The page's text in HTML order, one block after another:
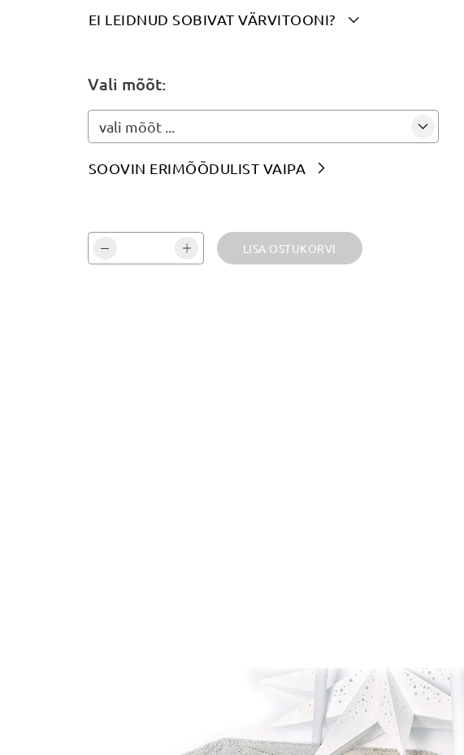
EI LEIDNUD SOBIVAT VÄRVITOONI? 
Vali mõõt:
vali mõõt ...
SOOVIN ERIMÕÕDULIST VAIPA 
Vali kogus ja kinnita: LISA OSTUKORVI